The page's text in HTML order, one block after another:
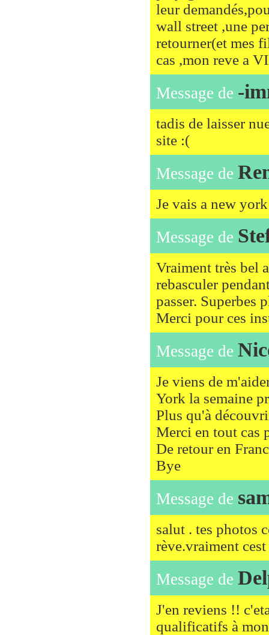
leur
wall street ,une
retourner(et mes
cas ,mon reve a
Message de -
tadis de laisser
site :(
Message de
Je vais a new
Message de
Vraiment très bel
rebasculer
passer. Superbes
Merci pour ces
Message de
Je viens de
York la semaine
Plus qu'à
Merci en tout cas
De retour en
Bye
Message de
salut . tes photos
rève.vraiment
Message de
J'en reviens !!
qualificatifs à